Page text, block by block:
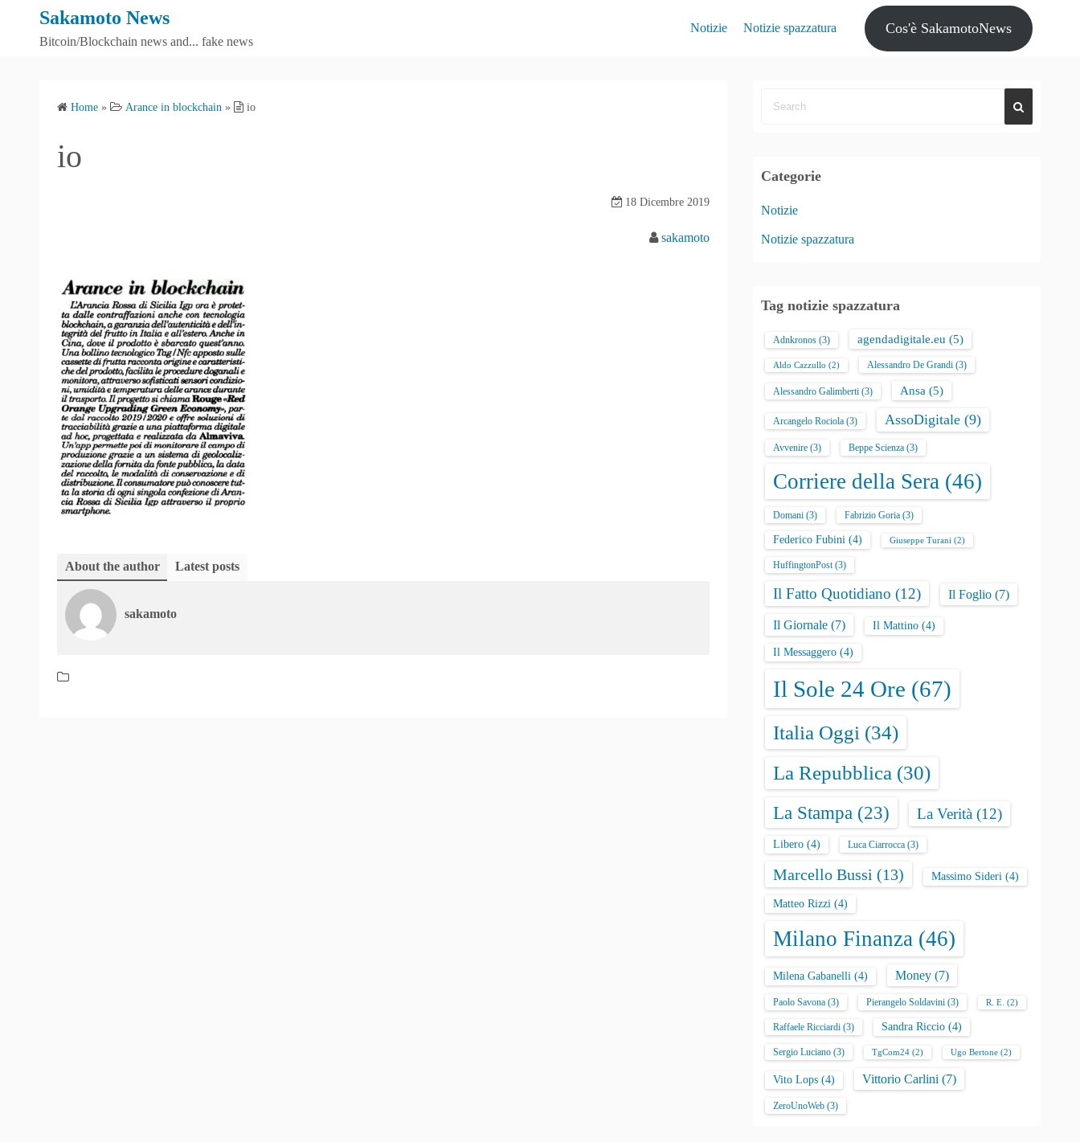
Sakamoto News
Bitcoin/Blockchain news and... fake news
Notizie Notizie spazzatura Cos'è SakamotoNews
Home » Arance in blockchain » io
io
18 Dicembre 2019
sakamoto
About the author Latest posts
sakamoto
Categorie
Notizie
Notizie spazzatura
Tag notizie spazzatura
Adnkronos (3) agendadigitale.eu (5)
Aldo Cazzullo (2) Alessandro De Grandi (3)
Alessandro Galimberti (3) Ansa (5)
Arcangelo Rociola (3) AssoDigitale (9)
Avvenire (3) Beppe Scienza (3)
Corriere della Sera (46)
Domani (3) Fabrizio Goria (3)
Federico Fubini (4) Giuseppe Turani (2)
HuffingtonPost(3)
Il Fatto Quotidiano (12) Il Foglio (7)
Il Giornale (7) Il Mattino (4)
Il Messaggero (4)
Il Sole 24 Ore (67)
Italia Oggi (34)
La Repubblica (30)
La Stampa (23) La Verità (12)
Libero (4) Luca Ciarrocca (3)
Marcello Bussi (13) Massimo Sideri (4)
Matteo Rizzi (4)
Milano Finanza (46)
Milena Gabanelli (4) Money (7)
Paolo Savona (3) Pierangelo Soldavini (3) R. E. (2)
Raffaele Ricciardi (3) Sandra Riccio (4)
Sergio Luciano (3) TgCom24 (2) Ugo Bertone (2)
Vito Lops (4) Vittorio Carlini (7)
ZeroUnoWeb (3)